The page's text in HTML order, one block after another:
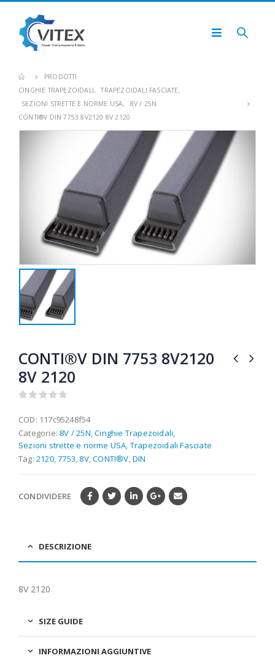
PRODOTTI
CINGHIE TRAPEZOIDALI, TRAPEZOIDALI FASCIATE,
SEZIONI STRETTE E NORME USA,
8V / 25N
CONTI®V DIN 7753 8V2120 8V 2120
CONTI®V DIN 7753 8V2120
8V 2120
COD: 117c95248f54
Categorie: 8V / 25N ,Cinghie Trapezoidali
Sezioni strette e norme USA Trapezoidali Fasciate
Tag: 2120,7753 8V,CONTI®V ,DIN
CONDIVIDERE
DESCRIZIONE
8V 2120
SIZE GUIDE
INFORMAZIONI AGGIUNTIVE